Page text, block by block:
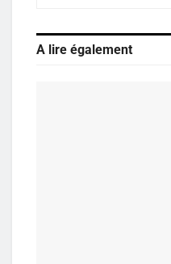
A lire également